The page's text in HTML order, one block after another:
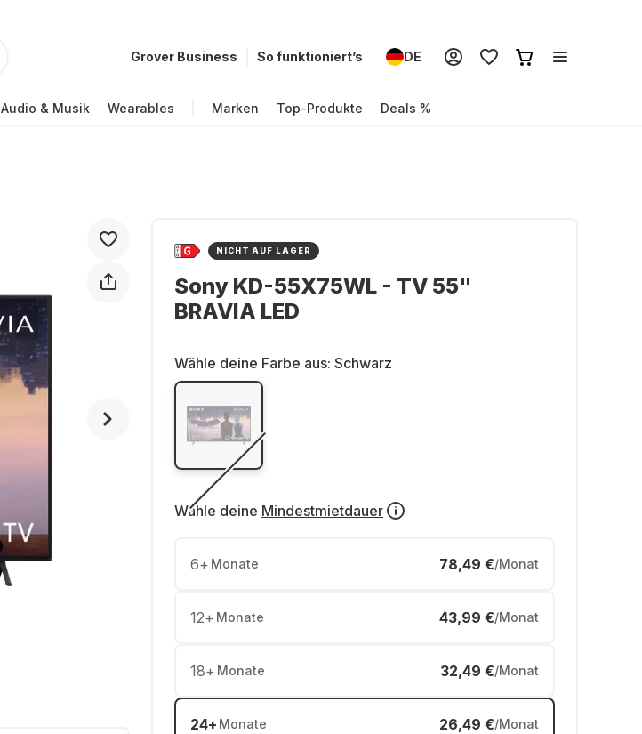
Grover Business So funktioniert’s DE
Audio & Musik Wearables Marken Top-Produkte Deals %
NICHT AUF LAGER
Sony KD-55X75WL - TV 55"
BRAVIA LED
Wähle deine Farbe aus: Schwarz
Wähle deine Mindestmietdauer
6+ Monate 78,49 €/Monat
12+ Monate 43,99 €/Monat
18+ Monate 32,49 €/Monat
24+ Monate 26,49 €/Monat